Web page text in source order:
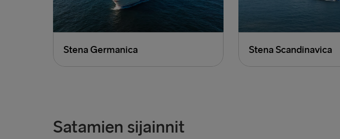
Stena Germanica Stena Scandinavica
Satamien sijainnit